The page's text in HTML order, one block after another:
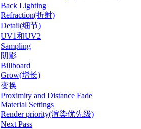
Back Lighting
Refraction(折射)
Detail(细节)
UV1和UV2
Sampling
阴影
Billboard
Grow(增长)
变换
Proximity and Distance Fade
Material Settings
Render priority(渲染优先级)
Next Pass